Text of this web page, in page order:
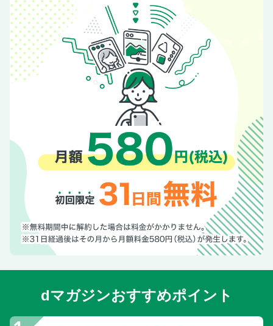
林士平の推しマンガ道
MUSIC／CINEMA／ART／BOOK
長尾智子の旅する食卓
真木あかりの心を満たす星占い
しゅぷるんのニューショップ探訪記
佐久間Pの甘口人生相談「え、それ俺に聞く！？」／次号予
dマガジンおすすめポイント